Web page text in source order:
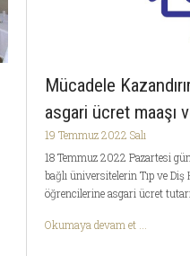
Mücadele
asgari ücret maaşı
19 Temmuz 2022 Salı
18 Temmuz 2022 Pazartesi
bağlı üniversitelerin Tıp ve
öğrencilerine asgari ücret tutarı
Okumaya devam et ...